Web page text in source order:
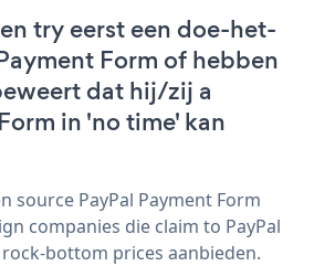
try eerst een doe-het-
Form of hebben
dat hij/zij a
in 'no time' kan
source PayPal Payment Form
companies die claim to PayPal
bottom prices aanbieden.